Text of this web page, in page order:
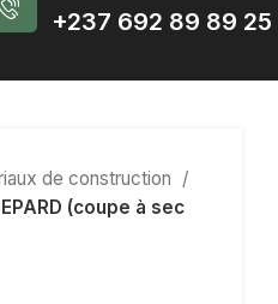
+237 692 89 89 25
de construction
(coupe à sec